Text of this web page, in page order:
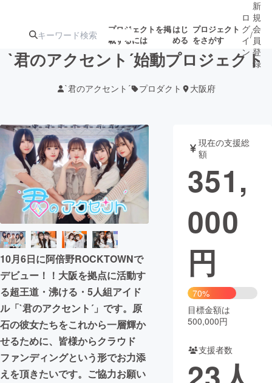
プロジェクトを掲
載するには
はじ
める
プロジェクト
をさがす
アート・写真
テクノロジー・ガジェット ゲーム・
映像・映画 書籍・雑誌
ビジネス・起業
まちづくり・地域活性化
CAMPFIRE for Social Good
CAMPFIREふるさと納税machi-ya コミュニティ
ロ
グ
イ
ン
/
新
規
会
員
登
録
`君のアクセント´始動プロジェクト
`君のアクセント´ プロダクト 大阪府
10月6日に阿倍野ROCKTOWNで
デビュー！！大阪を拠点に活動す
る超王道・沸ける・5人組アイド
ル「`君のアクセント´」です。原
石の彼女たちをこれから一層輝か
せるために、皆様からクラウド
ファンディングという形でお力添
えを頂きたいです。ご協力お願い
現在の支援総
額
351,
000
円
70%
目標金額は
500,000円
支援者数